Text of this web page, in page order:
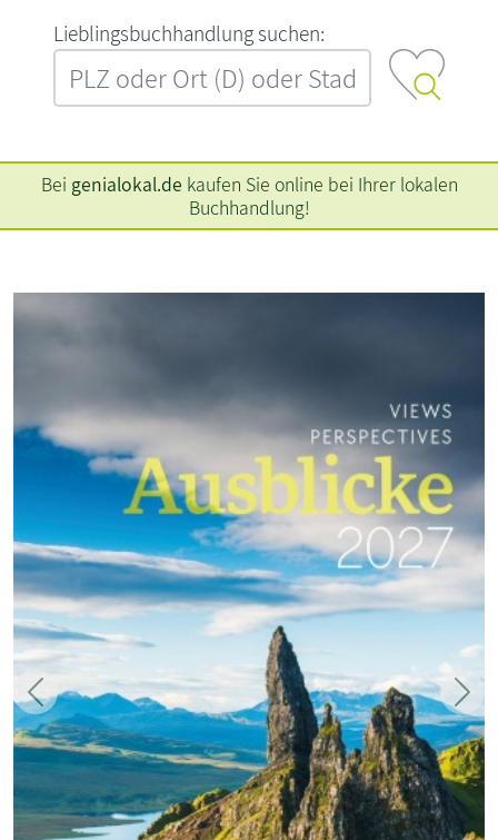
L‍i‍e‍b‍l‍i‍n‍g‍s‍b‍u‍c‍h‍h‍a‍n‍d‍l‍u‍n‍g‍ ‍s‍u‍c‍h‍e‍n‍:‍
Bei genialokal.de kaufen Sie online bei Ihrer lokalen
Buchhandlung!
Zurück